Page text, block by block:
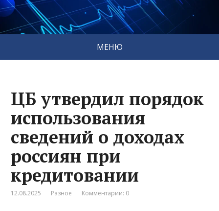
МЕНЮ
ЦБ утвердил порядок
использования
сведений о доходах
россиян при
кредитовании
12.08.2025 Разное Комментарии: 0